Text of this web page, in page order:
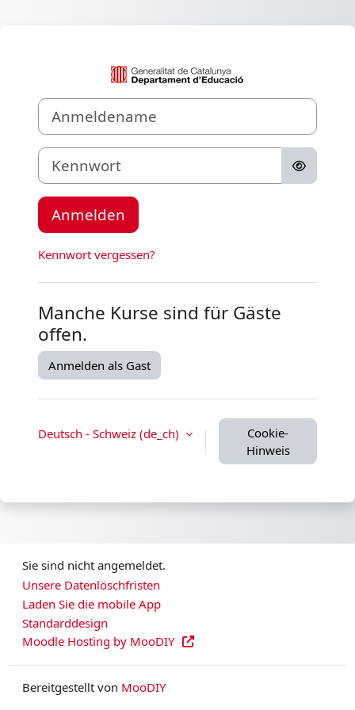
Anmelden bei
Anmeldename
Kennwort
Anmelden
Kennwort vergessen?
Manche Kurse sind für Gäste
offen.
Anmelden als Gast
Deutsch - Schweiz ‎(de_ch)‎
Cookie-
Hinweis
Sie sind nicht angemeldet.
Unsere Datenlöschfristen
Laden Sie die mobile App
Standarddesign
Moodle Hosting by MooDIY
Bereitgestellt von MooDIY